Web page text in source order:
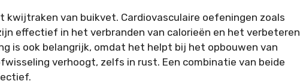
van buikvet. Cardiovasculaire oefeningen zoals
effectief in het verbranden van calorieën en het verbeteren
is ook belangrijk, omdat het helpt bij het opbouwen van
verhoogt, zelfs in rust. Een combinatie van beide